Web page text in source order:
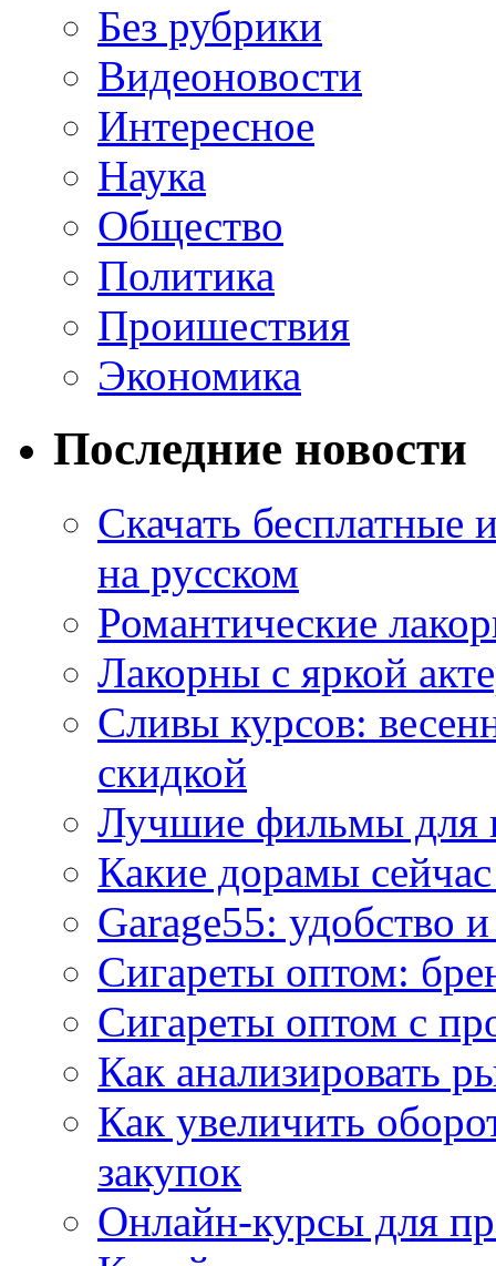
Без рубрики
Видеоновости
Интересное
Наука
Общество
Политика
Проишествия
Экономика
Последние новости
Скачать
на русском
Романтические
Лакорны с яркой
Сливы курсов:
скидкой
Лучшие фильмы для
Какие дорамы
Garage55: удобство
Сигареты оптом:
Сигареты оптом с
Как анализировать
Как увеличить
закупок
Онлайн-курсы для